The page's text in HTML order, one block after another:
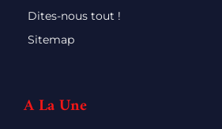
Dites-nous tout !
Sitemap
A La Une